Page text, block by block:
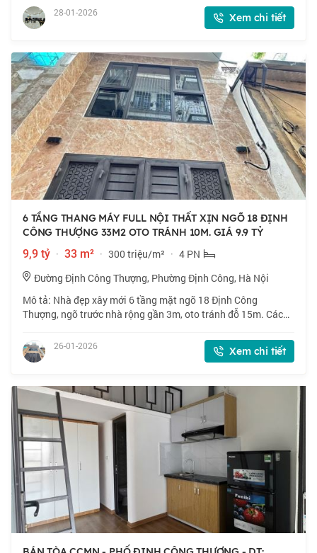
tốt, vỉa hè rộng,ô tô đỗ c
28-01-2026 Xem chi tiết
6 TẦNG THANG MÁY FULL NỘI THẤT XỊN NGÕ 18 ĐỊNH
CÔNG THƯỢNG 33M2 OTO TRÁNH 10M. GIÁ 9.9 TỶ
9,9 tỷ · 33 m² · 300 triệu/m² · 4 PN
Đường Định Công Thượng, Phường Định Công, Hà Nội
Mô tả: Nhà đẹp xây mới 6 tầng mặt ngõ 18 Định Công
Thượng, ngõ trước nhà rộng gần 3m, oto tránh đỗ 15m. Cách
trường, Bãi gửi oto..giao thông
26-01-2026 Xem chi tiết